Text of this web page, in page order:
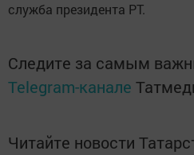
служба президента РТ.
Следите за самым
Telegram-канале
Читайте новости